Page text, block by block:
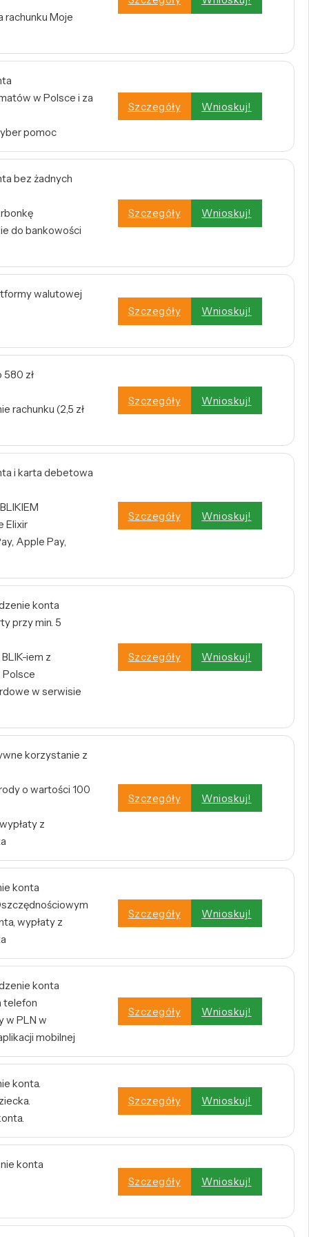
rachunku Moje
w Polsce i za
pomoc
Szczegóły Wnioskuj!
bez żadnych
do bankowości
Szczegóły Wnioskuj!
walutowej
Szczegóły
Wnioskuj!
zł
rachunku (2,5 zł
Szczegóły Wnioskuj!
i karta debetowa
Elixir
Apple Pay,
Szczegóły Wnioskuj!
konta
przy min. 5
iem z
w serwisie
Szczegóły Wnioskuj!
korzystanie z
o wartości 100
z
Szczegóły Wnioskuj!
konta
wypłaty z
Szczegóły Wnioskuj!
konta
telefon
w PLN w
mobilnej
Szczegóły Wnioskuj!
konta.
Szczegóły Wnioskuj!
konta
Szczegóły
Wnioskuj!